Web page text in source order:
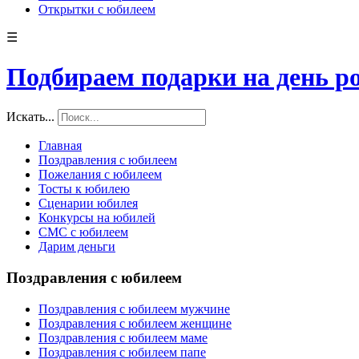
Открытки с юбилеем
☰
Подбираем подарки на день
Искать...
Главная
Поздравления с юбилеем
Пожелания с юбилеем
Тосты к юбилею
Сценарии юбилея
Конкурсы на юбилей
СМС с юбилеем
Дарим деньги
Поздравления с юбилеем
Поздравления с юбилеем мужчине
Поздравления с юбилеем женщине
Поздравления с юбилеем маме
Поздравления с юбилеем папе